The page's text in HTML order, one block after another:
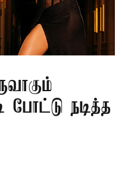
நடித்த